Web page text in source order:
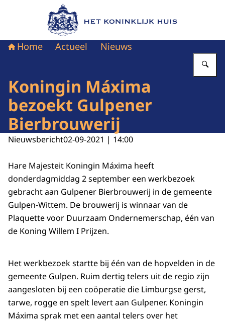
Naar de homepage van Het Koninklijk Huis
Home Actueel Nieuws
Koningin Máxima
bezoekt Gulpener
Bierbrouwerij
Nieuwsbericht02-09-2021 | 14:00
Hare Majesteit Koningin Máxima heeft
donderdagmiddag 2 september een werkbezoek
gebracht aan Gulpener Bierbrouwerij in de gemeente
Gulpen-Wittem. De brouwerij is winnaar van de
Plaquette voor Duurzaam Ondernemerschap, één van
de Koning Willem I Prijzen.
Het werkbezoek startte bij één van de hopvelden in de
gemeente Gulpen. Ruim dertig telers uit de regio zijn
aangesloten bij een coöperatie die Limburgse gerst,
tarwe, rogge en spelt levert aan Gulpener. Koningin
Máxima sprak met een aantal telers over het